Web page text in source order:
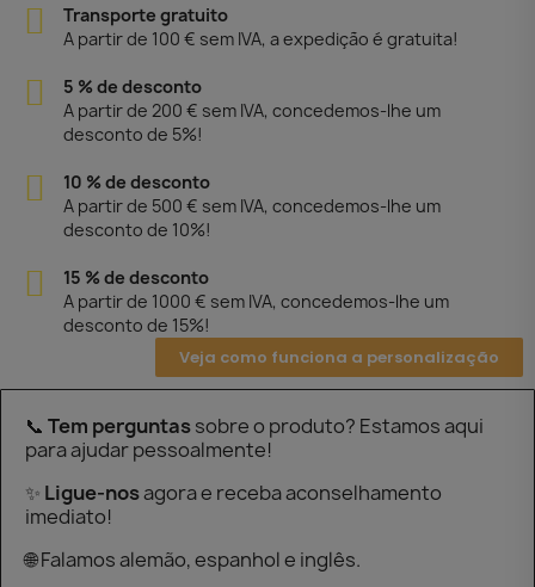
Transporte gratuito
A partir de 100 € sem IVA, a expedição é gratuita!
5 % de desconto
A partir de 200 € sem IVA, concedemos-lhe um
desconto de 5%!
10 % de desconto
A partir de 500 € sem IVA, concedemos-lhe um
desconto de 10%!
15 % de desconto
A partir de 1000 € sem IVA, concedemos-lhe um
desconto de 15%!
Veja como funciona a personalização
📞 Tem perguntassobre o produto? Estamos aqui
para ajudar pessoalmente!
✨ Ligue-nosagora e receba aconselhamento
imediato!
🌐 Falamos alemão, espanhol e inglês.